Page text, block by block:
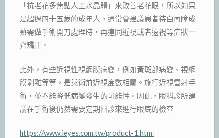
「抗老花多焦點人工水晶體」來改善老花眼，所以如果
是超過四十五歲的成年人，通常會建議患者待白內障成
熟需做手術開刀處理時，再連同近視或者遠視等症狀一
齊矯正。
此外，有些近視性視網膜病變，例如黃斑部病變、視網
膜剝離等等，是與術前近視度數相關。施行近視雷射手
術，並不能降低病變發生的可能性。因此，眼科診所建
議在手術後仍然需要定期回診來進行眼底的檢查
https://www.ieyes.com.tw/product-1.html